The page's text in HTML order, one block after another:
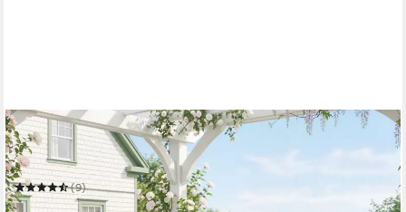
OUTSUNNY
Sitzgruppe Gartenmöbel-Set Gartengarnitur mit Ecksofa
Doppelsofa Couchtisch
(9)
519,99 € UVP1.218,90 €